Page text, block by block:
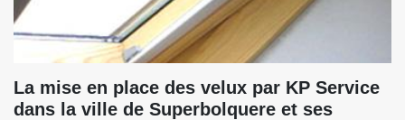
La mise en place des velux par KP Service
dans la ville de Superbolquere et ses